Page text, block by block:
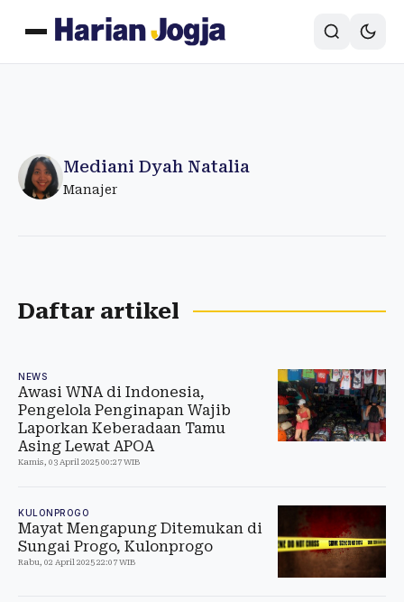
Mediani Dyah Natalia
Manajer
Daftar artikel
NEWS
Awasi WNA di Indonesia,
Pengelola Penginapan Wajib
Laporkan Keberadaan Tamu
Asing Lewat APOA
Kamis, 03 April 2025 00:27 WIB
KULONPROGO
Mayat Mengapung Ditemukan di
Sungai Progo, Kulonprogo
Rabu, 02 April 2025 22:07 WIB